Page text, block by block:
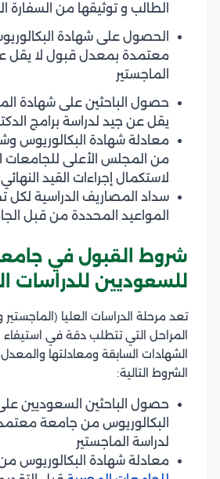
الطالب و توثيقها من السفارة
الحصول على شهادة
معتمدة بمعدل قبول لا يقل
الماجستير
حصول الباحثين على شهادة
يقل عن جيد لدراسة برامج
معادلة شهادة البكالوريوس
من المجلس الأعلى للجامعات
لاستكمال إجراءات القيد
سداد المصاريف الدراسية
المواعيد المحددة من قبل
شروط القبول في
للسعوديين للدراسات
تعد مرحلة الدراسات العليا (الماجستير
المراحل التي تتطلب دقة في
الشهادات السابقة ومعادلتها
الشروط التالية:
حصول الباحثين السعوديين
البكالوريوس من جامعة
لدراسة الماجستير
معادلة شهادة البكالوريوس